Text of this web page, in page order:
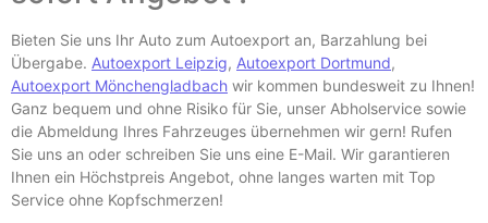
Bieten Sie uns Ihr Auto zum Autoexport an, Barzahlung bei
Übergabe. Autoexport Leipzig, Autoexport Dortmund,
Autoexport Mönchengladbach wir kommen bundesweit zu Ihnen!
Ganz bequem und ohne Risiko für Sie, unser Abholservice sowie
die Abmeldung Ihres Fahrzeuges übernehmen wir gern! Rufen
Sie uns an oder schreiben Sie uns eine E-Mail. Wir garantieren
Ihnen ein Höchstpreis Angebot, ohne langes warten mit Top
Service ohne Kopfschmerzen!